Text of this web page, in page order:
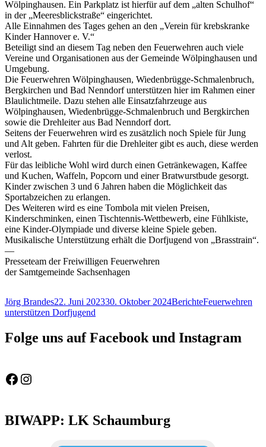
Wölpinghausen. Ein Parkplatz ist hierfür auf dem „alten Schulhof“
in der „Meeresblickstraße“ eingerichtet.
Alle Einnahmen des Tages gehen an den „Verein für krebskranke
Kinder Hannover e. V.“
Beteiligt sind an diesem Tag neben den Feuerwehren auch viele
Vereine und Organisationen aus der Gemeinde Wölpinghausen und
Umgebung.
Die Feuerwehren Wölpinghausen, Wiedenbrügge-Schmalenbruch,
Bergkirchen und Bad Nenndorf unterstützen hier im Rahmen einer
Blaulichtmeile. Dazu stehen alle Einsatzfahrzeuge aus
Wölpinghausen, Wiedenbrügge-Schmalenbruch und Bergkirchen
sowie die Drehleiter aus Bad Nenndorf dort.
Seitens der Feuerwehren wird es zusätzlich noch Spiele für Jung
und Alt geben. Fahrten für die Drehleiter gibt es auch, diese werden
verlost.
Für das leibliche Wohl wird durch einen Getränkewagen, Kaffee
und Kuchen, Waffeln, Popcorn und einer Bratwurstbude gesorgt.
Kinder zwischen 3 und 6 Jahren haben die Möglichkeit das
Sportabzeichen zu erlangen.
Des Weiteren wird es eine Tombola mit vielen Preisen,
Kinderschminken, einen Tischtennis-Wettbewerb, eine Fühlkiste,
eine Kinder-Olympiade und diverse kleine Spiele geben.
Musikalische Unterstützung erhält die Dorfjugend von „Brasstrain“.
—
Presseteam der Freiwilligen Feuerwehren
der Samtgemeinde Sachsenhagen
Autor
Jörg BrandesVeröffentlicht
am
22. Juni 202330. Oktober 2024Kategorien
BerichteSchlagwörter
Feuerwehren
unterstützen Dorfjugend
Folge uns auf Facebook und Instagram
Feuerwehr Gemeinde Wölpinghausen
fw_gemeinde_woelpinghausen
BIWAPP: LK Schaumburg